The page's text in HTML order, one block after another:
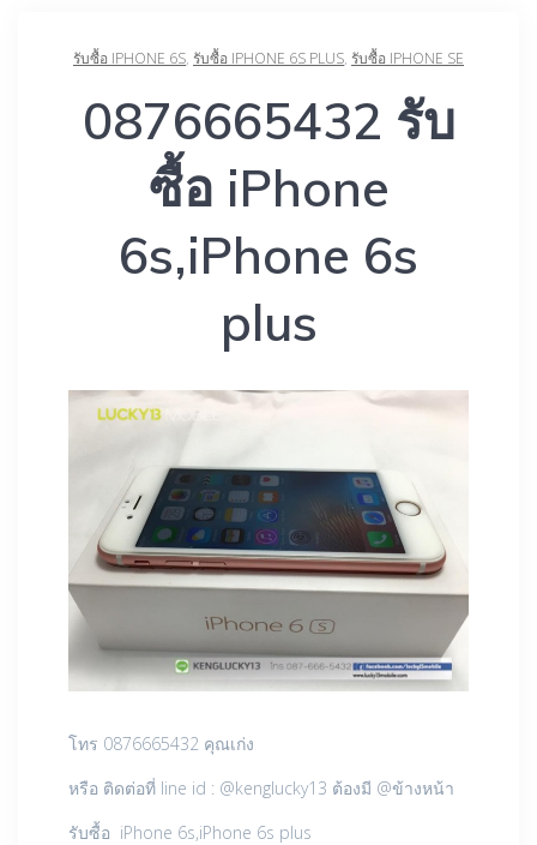
รับซื้อ IPHONE 6S, รับซื้อ IPHONE 6S PLUS, รับซื้อ IPHONE SE
0876665432 รับ
ซื้อ iPhone
6s,iPhone 6s
plus
โทร 0876665432 คุณเก่ง
หรือ ติดต่อที่ line id : @kenglucky13 ต้องมี @ข้างหน้า
รับซื้อ iPhone 6s,iPhone 6s plus